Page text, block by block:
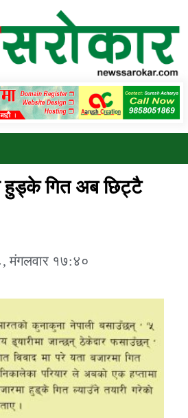
कार्यालय जुम्ला सुचना सन्देश
कार्यालय जुम्लाको सुचना सन्देश
हुड्के गित अब छिट्टै
मंगलवार १७:४०